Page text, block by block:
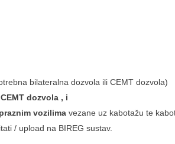
bilateralna dozvola ili CEMT dozvola)
dozvola , i
vozilima vezane uz kabotažu te
/ upload na BIREG sustav.